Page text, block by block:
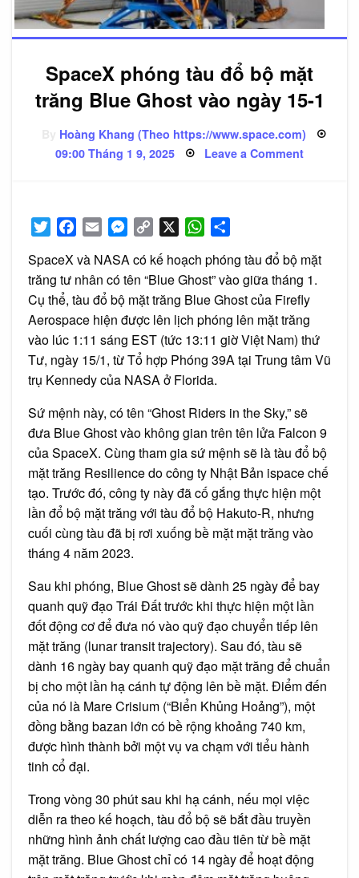
SpaceX phóng tàu đổ bộ mặt
trăng Blue Ghost vào ngày 15-1
Hoàng Khang (Theo https://www.space.com)
Posted
on
09:00 Tháng 1 9, 2025 Leave a Commenton
SpaceX
Ghost
vào
ngày
15-
1
TwitterFacebook
Email Messenger
Copy
WhatsApp
SpaceX và NASA có kế hoạch phóng tàu đổ bộ mặt
trăng tư nhân có tên “Blue Ghost” vào giữa tháng 1.
Cụ thể, tàu đổ bộ mặt trăng Blue Ghost của Firefly
Aerospace hiện được lên lịch phóng lên mặt trăng
vào lúc 1:11 sáng EST (tức 13:11 giờ Việt Nam) thứ
Tư, ngày 15/1, từ Tổ hợp Phóng 39A tại Trung tâm Vũ
trụ Kennedy của NASA ở Florida.
Sứ mệnh này, có tên “Ghost Riders in the Sky,” sẽ
đưa Blue Ghost vào không gian trên tên lửa Falcon 9
của SpaceX. Cùng tham gia sứ mệnh sẽ là tàu đổ bộ
mặt trăng Resilience do công ty Nhật Bản ispace chế
tạo. Trước đó, công ty này đã cố gắng thực hiện một
lần đổ bộ mặt trăng với tàu đổ bộ Hakuto-R, nhưng
cuối cùng tàu đã bị rơi xuống bề mặt mặt trăng vào
tháng 4 năm 2023.
Sau khi phóng, Blue Ghost sẽ dành 25 ngày để bay
quanh quỹ đạo Trái Đất trước khi thực hiện một lần
đốt động cơ để đưa nó vào quỹ đạo chuyển tiếp lên
mặt trăng (lunar transit trajectory). Sau đó, tàu sẽ
dành 16 ngày bay quanh quỹ đạo mặt trăng để chuẩn
bị cho một lần hạ cánh tự động lên bề mặt. Điểm đến
của nó là Mare Crisium (“Biển Khủng Hoảng”), một
đồng bằng bazan lớn có bề rộng khoảng 740 km,
được hình thành bởi một vụ va chạm với tiểu hành
tinh cổ đại.
Trong vòng 30 phút sau khi hạ cánh, nếu mọi việc
diễn ra theo kế hoạch, tàu đổ bộ sẽ bắt đầu truyền
những hình ảnh chất lượng cao đầu tiên từ bề mặt
mặt trăng. Blue Ghost chỉ có 14 ngày để hoạt động